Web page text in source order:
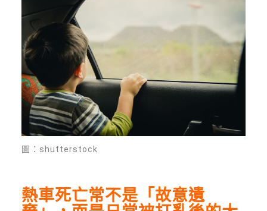
圖：shutterstock
熱車死亡常不是「故意遺